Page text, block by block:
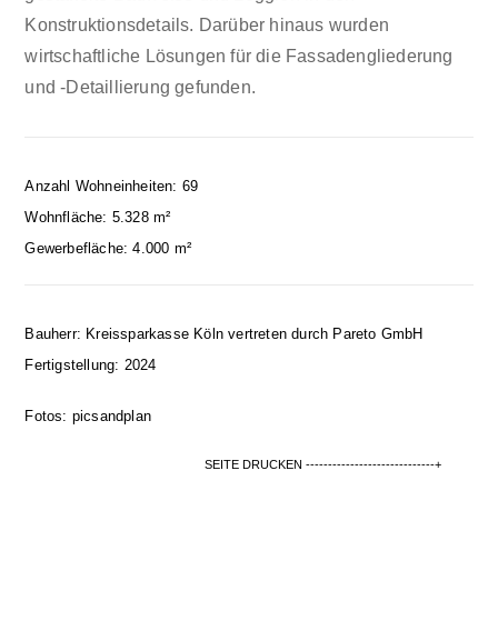
Konstruktionsdetails. Darüber hinaus wurden
wirtschaftliche Lösungen für die Fassadengliederung
und -Detaillierung gefunden.
Anzahl Wohneinheiten: 69
Wohnfläche: 5.328 m²
Gewerbefläche: 4.000 m²
Bauherr: Kreissparkasse Köln vertreten durch Pareto GmbH
Fertigstellung: 2024
Fotos: picsandplan
SEITE DRUCKEN -----------------------------+